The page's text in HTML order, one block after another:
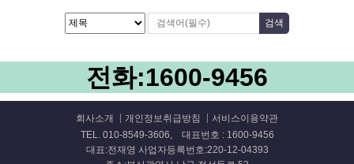
전화:1600-9456
회사소개 개인정보취급방침
서비스이용약관
TEL. 010-8549-3606, 대표번호 : 1600-9456
대표:전재영 사업자등록번호:220-12-04393